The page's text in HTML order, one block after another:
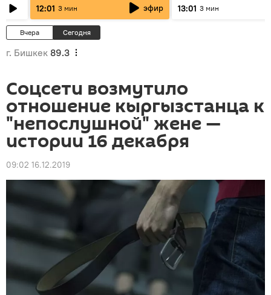
12:01 3 мин эфир 13:01 3 мин
Вчера Сегодня
г. Бишкек 89.3
Соцсети возмутило
отношение кыргызстанца к
"непослушной" жене —
истории 16 декабря
09:02 16.12.2019